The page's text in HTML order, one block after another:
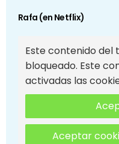
Rafa (en Netflix)
Este contenido del
bloqueado. Este
activadas las
Aceptar